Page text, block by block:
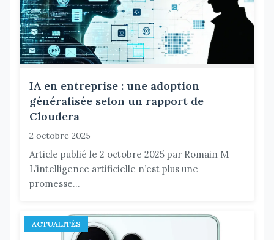
IA en entreprise : une adoption
généralisée selon un rapport de
Cloudera
2 octobre 2025
Article publié le 2 octobre 2025 par Romain M
L’intelligence artificielle n’est plus une
promesse...
ACTUALITÉS